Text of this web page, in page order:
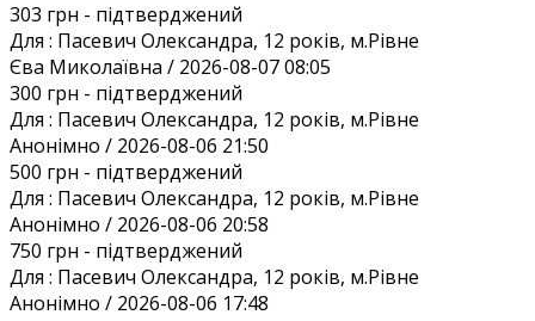
303 грн - підтверджений
Для : Пасевич Олександра, 12 років, м.Рівне
Єва Миколаївна / 2026-08-07 08:05
300 грн - підтверджений
Для : Пасевич Олександра, 12 років, м.Рівне
Анонiмно / 2026-08-06 21:50
500 грн - підтверджений
Для : Пасевич Олександра, 12 років, м.Рівне
Анонiмно / 2026-08-06 20:58
750 грн - підтверджений
Для : Пасевич Олександра, 12 років, м.Рівне
Анонiмно / 2026-08-06 17:48